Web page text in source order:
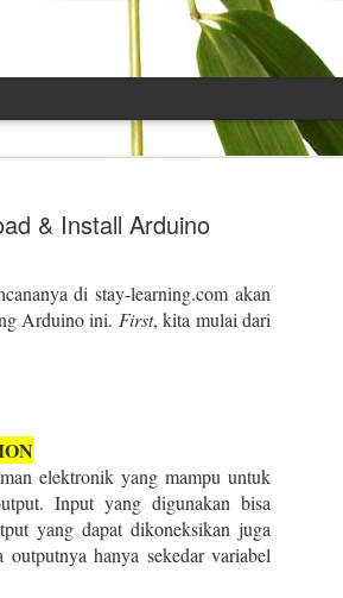
& Install Arduino
di stay-learning.com akan
Arduino ini. First, kita mulai dari
elektronik yang mampu untuk
Input yang digunakan bisa
yang dapat dikoneksikan juga
hanya sekedar variabel
FEB
Dilarang
Jual Beli
Seperti biasa, ketika mau
layang. Pikiran yang